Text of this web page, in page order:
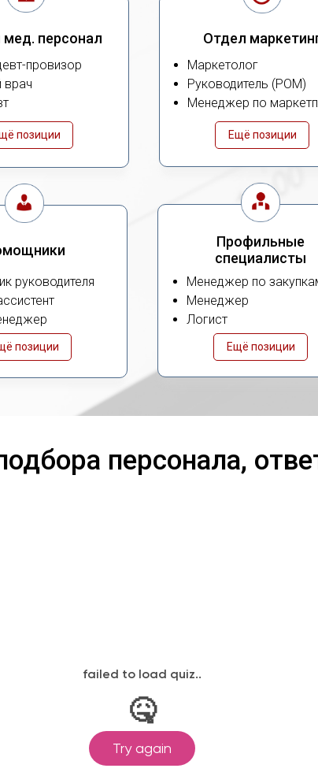
мед. персонал
провизор
врач
позиции
Отдел
Маркетолог
Руководитель (РОМ)
Менеджер по
Ещё позиции
руководителя
позиции
Профильные
специалисты
Менеджер по
Менеджер
Логист
Ещё позиции
персонала,